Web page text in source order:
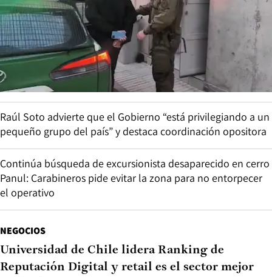
Raúl Soto advierte que el Gobierno “está privilegiando a un
pequeño grupo del país” y destaca coordinación opositora
Continúa búsqueda de excursionista desaparecido en cerro
Panul: Carabineros pide evitar la zona para no entorpecer
el operativo
NEGOCIOS
Universidad de Chile lidera Ranking de
Reputación Digital y retail es el sector mejor